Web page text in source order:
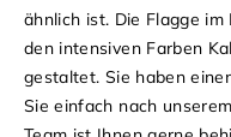
ähnlich ist. Die Flagge
den intensiven Farben
gestaltet. Sie haben
Sie einfach nach